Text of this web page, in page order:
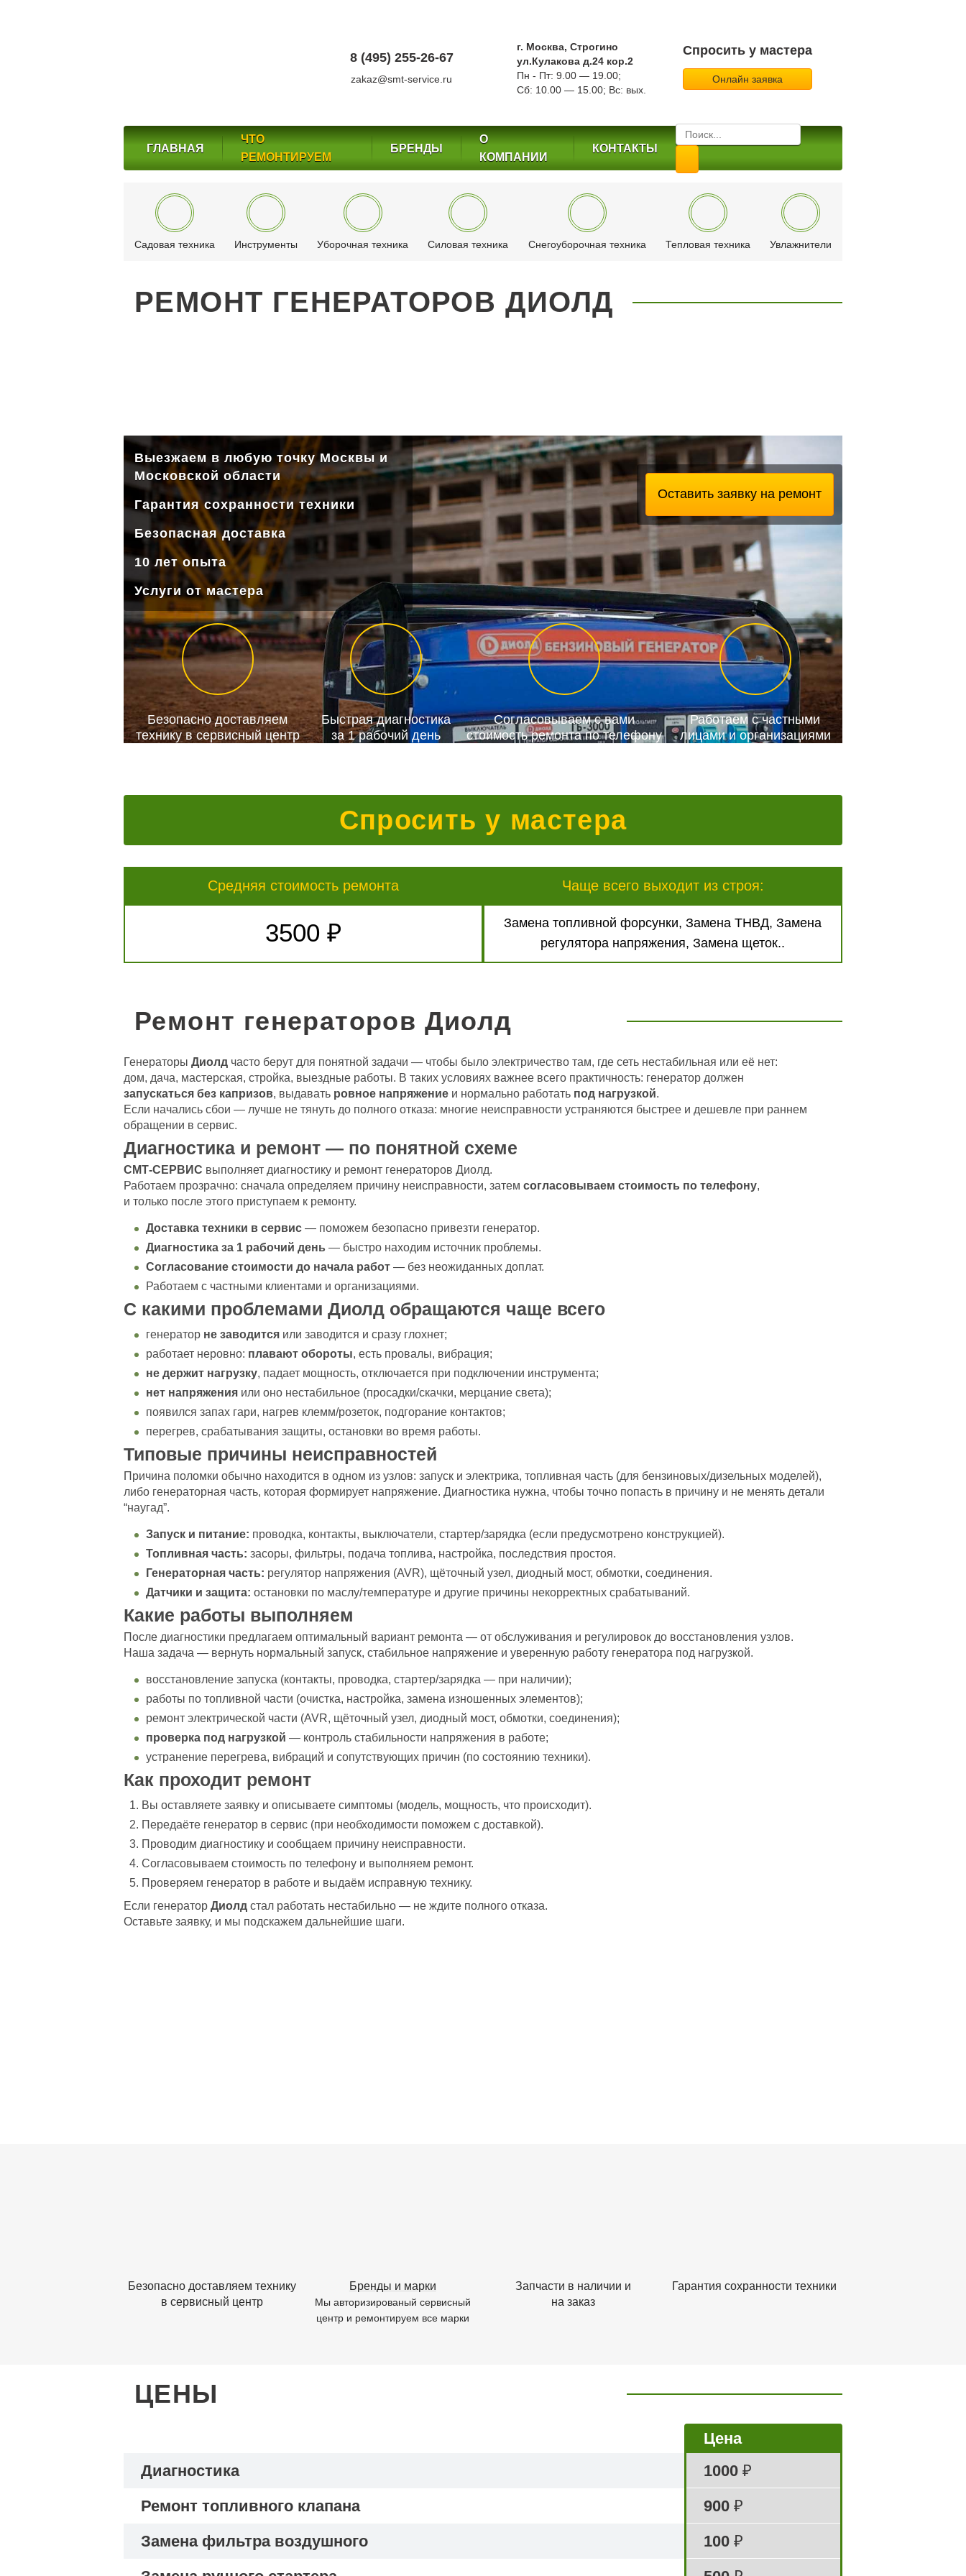
8 (495) 255-26-67
zakaz@smt-service.ru
г. Москва, Строгино
ул.Кулакова д.24 кор.2
Пн - Пт: 9.00 — 19.00;
Сб: 10.00 — 15.00; Вс: вых.
Спросить у мастера
Онлайн заявка
ГЛАВНАЯ
ЧТО
РЕМОНТИРУЕМ
БРЕНДЫ
О
КОМПАНИИ
КОНТАКТЫ
Садовая техника Инструменты Уборочная техника Силовая техника Снегоуборочная техника Тепловая техника Увлажнители
РЕМОНТ ГЕНЕРАТОРОВ ДИОЛД
Выезжаем в любую точку Москвы и
Московской области
Гарантия сохранности техники
Безопасная доставка
10 лет опыта
Услуги от мастера
Оставить заявку на ремонт
Безопасно доставляем
технику в сервисный центр
Быстрая диагностика
за 1 рабочий день
Согласовываем с вами
стоимость ремонта по телефону
Работаем с частными
лицами и организациями
Спросить у мастера
Средняя стоимость ремонта
3500 ₽
Чаще всего выходит из строя:
Замена топливной форсунки, Замена ТНВД, Замена
регулятора напряжения, Замена щеток..
Ремонт генераторов Диолд
Генераторы Диолд часто берут для понятной задачи — чтобы было электричество там, где сеть нестабильная или её нет:
дом, дача, мастерская, стройка, выездные работы. В таких условиях важнее всего практичность: генератор должен
запускаться без капризов, выдавать ровное напряжение и нормально работать под нагрузкой.
Если начались сбои — лучше не тянуть до полного отказа: многие неисправности устраняются быстрее и дешевле при раннем
обращении в сервис.
Диагностика и ремонт — по понятной схеме
СМТ-СЕРВИС выполняет диагностику и ремонт генераторов Диолд.
Работаем прозрачно: сначала определяем причину неисправности, затем согласовываем стоимость по телефону,
и только после этого приступаем к ремонту.
Доставка техники в сервис — поможем безопасно привезти генератор.
Диагностика за 1 рабочий день — быстро находим источник проблемы.
Согласование стоимости до начала работ — без неожиданных доплат.
Работаем с частными клиентами и организациями.
С какими проблемами Диолд обращаются чаще всего
генератор не заводится или заводится и сразу глохнет;
работает неровно: плавают обороты, есть провалы, вибрация;
не держит нагрузку, падает мощность, отключается при подключении инструмента;
нет напряжения или оно нестабильное (просадки/скачки, мерцание света);
появился запах гари, нагрев клемм/розеток, подгорание контактов;
перегрев, срабатывания защиты, остановки во время работы.
Типовые причины неисправностей
Причина поломки обычно находится в одном из узлов: запуск и электрика, топливная часть (для бензиновых/дизельных моделей),
либо генераторная часть, которая формирует напряжение. Диагностика нужна, чтобы точно попасть в причину и не менять детали
“наугад”.
Запуск и питание: проводка, контакты, выключатели, стартер/зарядка (если предусмотрено конструкцией).
Топливная часть: засоры, фильтры, подача топлива, настройка, последствия простоя.
Генераторная часть: регулятор напряжения (AVR), щёточный узел, диодный мост, обмотки, соединения.
Датчики и защита: остановки по маслу/температуре и другие причины некорректных срабатываний.
Какие работы выполняем
После диагностики предлагаем оптимальный вариант ремонта — от обслуживания и регулировок до восстановления узлов.
Наша задача — вернуть нормальный запуск, стабильное напряжение и уверенную работу генератора под нагрузкой.
восстановление запуска (контакты, проводка, стартер/зарядка — при наличии);
работы по топливной части (очистка, настройка, замена изношенных элементов);
ремонт электрической части (AVR, щёточный узел, диодный мост, обмотки, соединения);
проверка под нагрузкой — контроль стабильности напряжения в работе;
устранение перегрева, вибраций и сопутствующих причин (по состоянию техники).
Как проходит ремонт
Вы оставляете заявку и описываете симптомы (модель, мощность, что происходит).
Передаёте генератор в сервис (при необходимости поможем с доставкой).
Проводим диагностику и сообщаем причину неисправности.
Согласовываем стоимость по телефону и выполняем ремонт.
Проверяем генератор в работе и выдаём исправную технику.
Если генератор Диолд стал работать нестабильно — не ждите полного отказа.
Оставьте заявку, и мы подскажем дальнейшие шаги.
Безопасно доставляем технику
в сервисный центр
Бренды и марки
Мы авторизированый сервисный
центр и ремонтируем все марки
Запчасти в наличии и
на заказ
Гарантия сохранности техники
ЦЕНЫ
Цена
Диагностика
1000 ₽
Ремонт топливного клапана
900 ₽
Замена фильтра воздушного
100 ₽